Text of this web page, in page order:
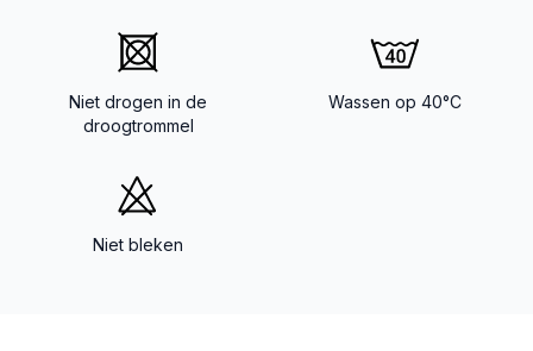
Niet drogen in de
droogtrommel
Wassen op 40°C
Niet bleken